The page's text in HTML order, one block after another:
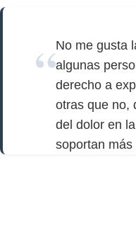
No me gusta
algunas
derecho a
otras que no,
del dolor en
soportan más